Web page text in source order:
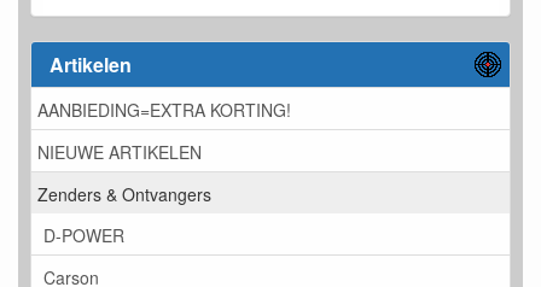
Artikelen
AANBIEDING=EXTRA KORTING!
NIEUWE ARTIKELEN
Zenders & Ontvangers
D-POWER
Carson